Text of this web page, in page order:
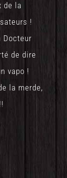
de la
!
Docteur
de dire
vapo !
la merde,